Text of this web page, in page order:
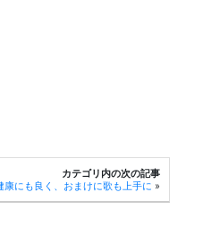
カテゴリ内の次の記事
康にも良く、おまけに歌も上手に »